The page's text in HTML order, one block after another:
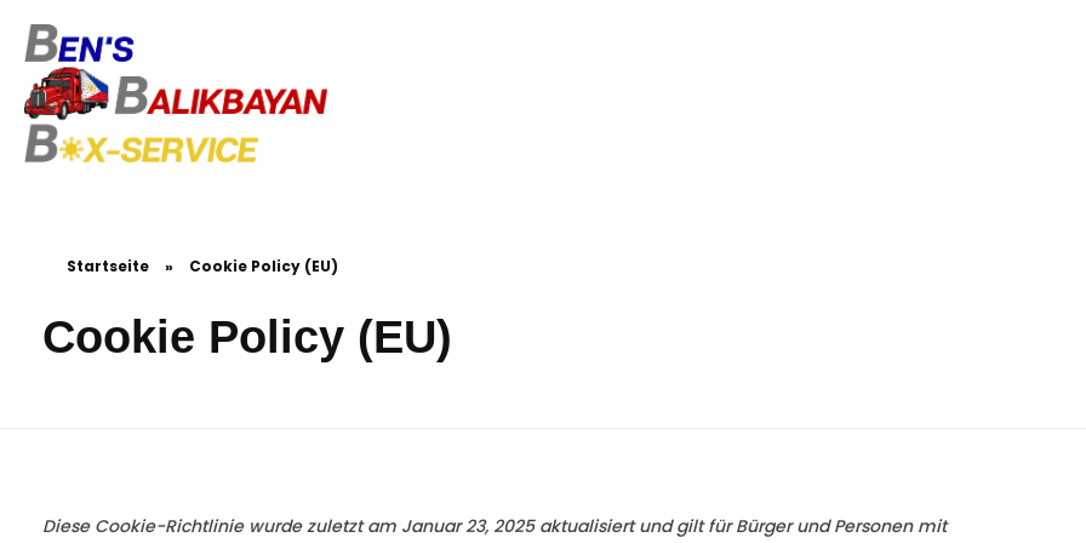
Startseite » Cookie Policy (EU)
Cookie Policy (EU)
Diese Cookie-Richtlinie wurde zuletzt am Januar 23, 2025 aktualisiert und gilt für Bürger und Personen mit